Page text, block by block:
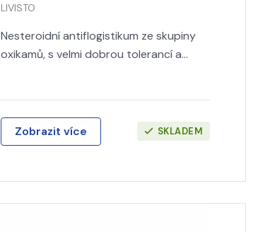
LIVISTO
Nesteroidní antiflogistikum ze skupiny
oxikamů, s velmi dobrou tolerancí a…
Zobrazit více SKLADEM